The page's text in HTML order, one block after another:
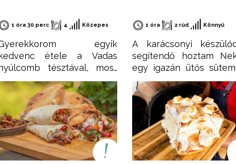
1 óra 30 perc 4 Közepes
egyik
kedvenc étele a Vadas
tésztával, most
elkészítettem, és még
mindig ugyanolyan finom!
De miért érdemes nyúlhúst
sovány,
gazdag,
zsírtartalmú hús.
1 óra 2 rúd Könnyű
A karácsonyi
segítendő hoztam
egy igazán ütős
receptet, aminek a
már elmond szinte
Barackos-túrós
Ez nem tévedés, a
puhaságát
bejgli
valamint a